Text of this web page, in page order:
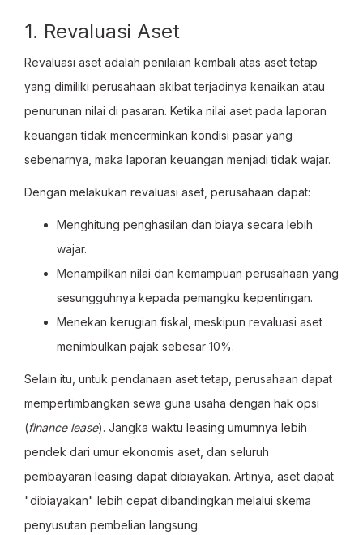
1. Revaluasi Aset
Revaluasi aset adalah penilaian kembali atas aset tetap
yang dimiliki perusahaan akibat terjadinya kenaikan atau
penurunan nilai di pasaran. Ketika nilai aset pada laporan
keuangan tidak mencerminkan kondisi pasar yang
sebenarnya, maka laporan keuangan menjadi tidak wajar.
Dengan melakukan revaluasi aset, perusahaan dapat:
Menghitung penghasilan dan biaya secara lebih
wajar.
Menampilkan nilai dan kemampuan perusahaan yang
sesungguhnya kepada pemangku kepentingan.
Menekan kerugian fiskal, meskipun revaluasi aset
menimbulkan pajak sebesar 10%.
Selain itu, untuk pendanaan aset tetap, perusahaan dapat
mempertimbangkan sewa guna usaha dengan hak opsi
(finance lease). Jangka waktu leasing umumnya lebih
pendek dari umur ekonomis aset, dan seluruh
pembayaran leasing dapat dibiayakan. Artinya, aset dapat
"dibiayakan" lebih cepat dibandingkan melalui skema
penyusutan pembelian langsung.